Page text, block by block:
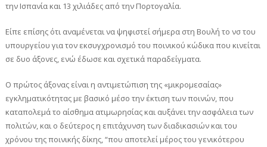
την Ισπανία και 13 χιλιάδες από την Πορτογαλία.
Είπε επίσης ότι αναμένεται να ψηφιστεί σήμερα στη Βουλή το νσ του
υπουργείου για τον εκσυγχρονισμό του ποινικού κώδικα που κινείται
σε δυο άξονες, ενώ έδωσε και σχετικά παραδείγματα.
Ο πρώτος άξονας είναι η αντιμετώπιση της «μικρομεσαίας»
εγκληματικότητας με βασικό μέσο την έκτιση των ποινών, που
καταπολεμά το αίσθημα ατιμωρησίας και αυξάνει την ασφάλεια των
πολιτών, και ο δεύτερος η επιτάχυνση των διαδικασιών και του
χρόνου της ποινικής δίκης, “που αποτελεί μέρος του γενικότερου